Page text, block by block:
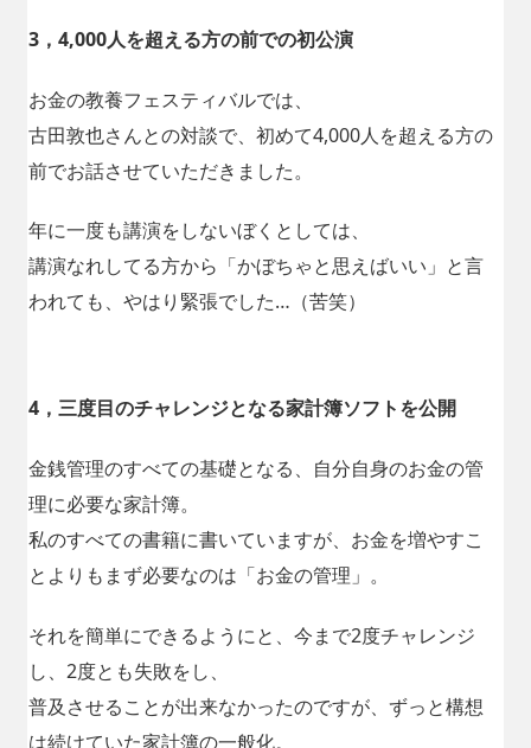
3，4,000人を超える方の前での初公演
お金の教養フェスティバルでは、
古田敦也さんとの対談で、初めて4,000人を超える方の
前でお話させていただきました。
年に一度も講演をしないぼくとしては、
講演なれしてる方から「かぼちゃと思えばいい」と言
われても、やはり緊張でした…（苦笑）
4，三度目のチャレンジとなる家計簿ソフトを公開
金銭管理のすべての基礎となる、自分自身のお金の管
理に必要な家計簿。
私のすべての書籍に書いていますが、お金を増やすこ
とよりもまず必要なのは「お金の管理」。
それを簡単にできるようにと、今まで2度チャレンジ
し、2度とも失敗をし、
普及させることが出来なかったのですが、ずっと構想
は続けていた家計簿の一般化。